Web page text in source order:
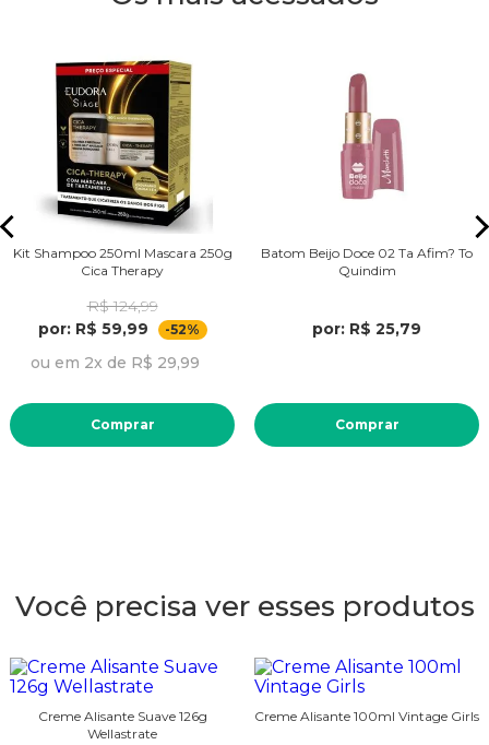
Kit Shampoo 250ml Mascara 250g
Cica Therapy
R$ 124,99
por: R$ 59,99
-52%
ou em 2x de R$ 29,99
Comprar
Batom Beijo Doce 02 Ta Afim? To
Quindim
por: R$ 25,79
Comprar
Você precisa ver esses produtos
Creme Alisante Suave 126g
Wellastrate
Creme Alisante 100ml Vintage Girls